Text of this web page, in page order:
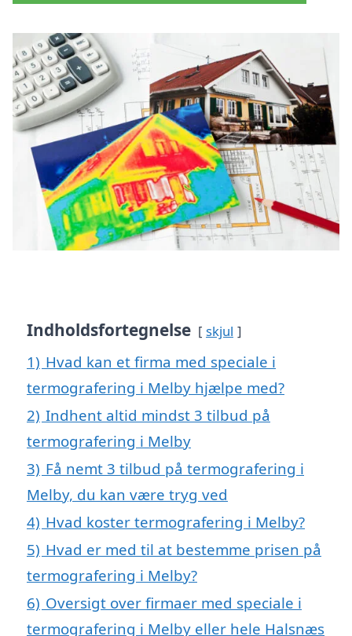
Indholdsfortegnelse skjul
1) Hvad kan et firma med speciale i
termografering i Melby hjælpe med?
2) Indhent altid mindst 3 tilbud på
termografering i Melby
3) Få nemt 3 tilbud på termografering i
Melby, du kan være tryg ved
4) Hvad koster termografering i Melby?
5) Hvad er med til at bestemme prisen på
termografering i Melby?
6) Oversigt over firmaer med speciale i
termografering i Melby eller hele Halsnæs